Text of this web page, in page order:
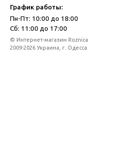
График работы:
Пн-Пт: 10:00 до 18:00
Сб: 11:00 до 17:00
© Интернет-магазин Roznica
2009-2026 Украина, г. Одесса